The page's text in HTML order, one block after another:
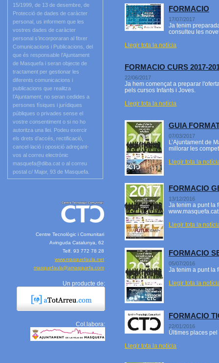
15/1999, de 13 de desembre, de
Protecció de dades de caràcter
personal, us informem que les
vostres dades de caràcter
personal s’incorporaran al fitxer
Comunicacions i Publicacions, del
que és responsable l’Ajuntament
de Masquefa i seran objecte de
tractament per gestionar les
diferents comunicacions i
publicacions que realitza
l’Ajuntament; no seran cedides a
persones físiques i jurídiques
públiques o privades sense el
vostre consentiment o si no ho
autoritza una llei. Podeu exercir
els drets d’accés, rectificació,
cancel·lació i oposició adreçant-
vos al correu electrònic
masquefa@diba.cat o al correu
postal c/ Major, 93 de Masquefa.
Centre Tecnològic i Comunitari
Avinguda Catalunya, 62
Telf. 93 772 78 28
www.masquefaula.net
masquefaula@amasquefa.com
Un producte de:
Col.labora:
FORMACIO
17/07/2017
Ja tenim
consulteu les
Llegir tota la notícia
FORMACIO CURS 2017-
22/06/2017
Ja hem començat a preparar
pels cursos Infants i Joves.
Llegir tota la notícia
GUIA
07/03/2017
L’Ajuntament de
millorar les
Llegir tota la
FORMACIO
13/12/2016
Ja tenim a punt la
Llegir tota la
FORMACIO
05/07/2016
Ja tenim a punt la
Llegir tota la
FORMACIO
22/01/2016
Últimes places
Llegir tota la notícia